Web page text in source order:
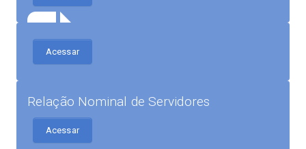
Acessar
Relação Nominal de Servidores
Acessar